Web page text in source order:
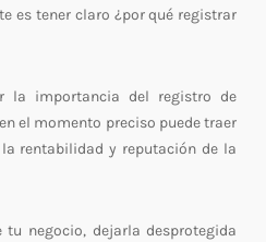
es tener claro ¿por qué registrar
la importancia del registro de
el momento preciso puede traer
rentabilidad y reputación de la
negocio, dejarla desprotegida